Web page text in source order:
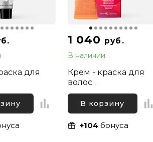
для
Темный
100 мл
1 040 руб.
В наличии
Крем - краска для
волос
профессиональная
Inebrya Color
Professional 7/11
Русый Интенсивный
пепельный, 100 мл
В корзину
+104 бонуса